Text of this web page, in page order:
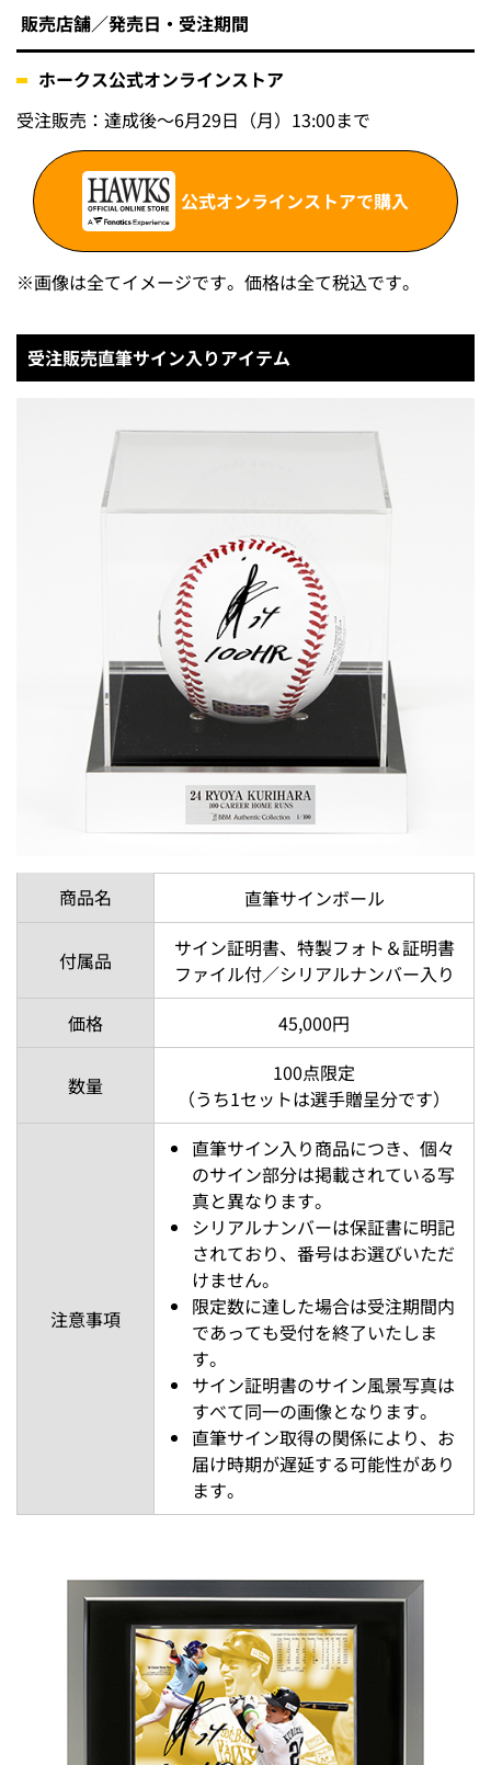
販売店舗／発売日・受注期間
ホークス公式オンラインストア
受注販売：達成後～6月29日（月）13:00まで
公式オンラインストアで購入
※画像は全てイメージです。価格は全て税込です。
受注販売直筆サイン入りアイテム
商品名 直筆サインボール
付属品
サイン証明書、特製フォト＆証明書
ファイル付／シリアルナンバー入り
価格
45,000円
数量
100点限定
（うち1セットは選手贈呈分です）
注意事項
直筆サイン入り商品につき、個々
のサイン部分は掲載されている写
真と異なります。
シリアルナンバーは保証書に明記
されており、番号はお選びいただ
けません。
限定数に達した場合は受注期間内
であっても受付を終了いたしま
す。
サイン証明書のサイン風景写真は
すべて同一の画像となります。
直筆サイン取得の関係により、お
届け時期が遅延する可能性があり
ます。